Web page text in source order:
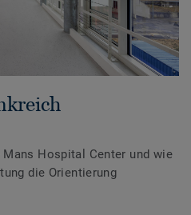
Mans Hospital Center und wie
die Orientierung